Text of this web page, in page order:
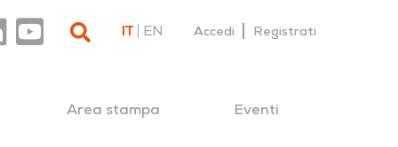
IT EN Accedi Registrati
Area stampa Eventi